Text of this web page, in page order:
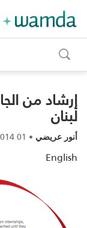
toggle
search
إرشاد من
لبنان‎
أنور عريضي •
01 October, 2014
English